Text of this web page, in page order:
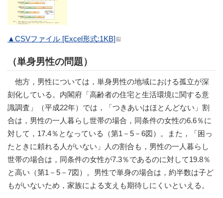
▲CSVファイル [Excel形式:1KB]
（単身男性の問題）
他方，男性については，単身男性の地域における孤立が深
刻化している。内閣府「高齢者の住宅と生活環境に関する意
識調査」（平成22年）では，「つきあいはほとんどない」割
合は，男性の一人暮らし世帯の場合，同条件の女性の6.6％に
対して，17.4％となっている（第1－5－6図）。また，「困っ
たときに頼れる人がいない」人の割合も，男性の一人暮らし
世帯の場合は，同条件の女性が7.3％であるのに対して19.8％
と高い（第1－5－7図）。男性で単身の場合は，約半数は子ど
もがいないため，家族による支えも期待しにくいといえる。